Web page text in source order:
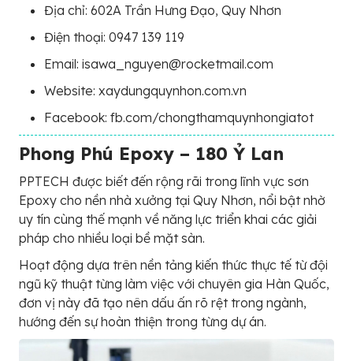
Địa chỉ: 602A Trần Hưng Đạo, Quy Nhơn
Điện thoại: 0947 139 119
Email: isawa_nguyen@rocketmail.com
Website: xaydungquynhon.com.vn
Facebook: fb.com/chongthamquynhongiatot
Phong Phú Epoxy – 180 Ỷ Lan
PPTECH được biết đến rộng rãi trong lĩnh vực sơn
Epoxy cho nền nhà xưởng tại Quy Nhơn, nổi bật nhờ
uy tín cùng thế mạnh về năng lực triển khai các giải
pháp cho nhiều loại bề mặt sàn.
Hoạt động dựa trên nền tảng kiến thức thực tế từ đội
ngũ kỹ thuật từng làm việc với chuyên gia Hàn Quốc,
đơn vị này đã tạo nên dấu ấn rõ rệt trong ngành,
hướng đến sự hoàn thiện trong từng dự án.